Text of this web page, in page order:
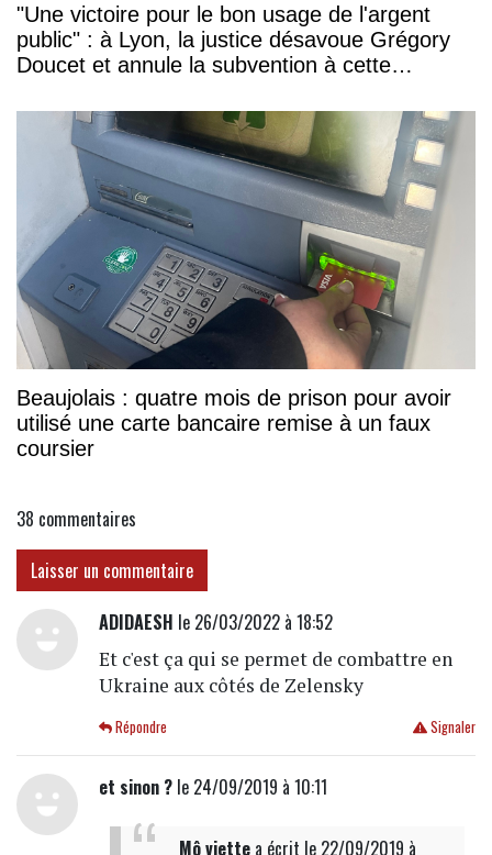
"Une victoire pour le bon usage de l'argent
public" : à Lyon, la justice désavoue Grégory
Doucet et annule la subvention à cette
Beaujolais : quatre mois de prison pour avoir
utilisé une carte bancaire remise à un faux
coursier
38 commentaires
Laisser un commentaire
ADIDAESH le 26/03/2022 à 18:52
Et c'est ça qui se permet de combattre en
Ukraine aux côtés de Zelensky
Signaler
Répondre
et sinon ?le 24/09/2019 à 10:11
Mô viettea écrit le 22/09/2019 à